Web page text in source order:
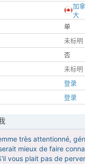
加拿
大
单
未标明
否
未标明
登录
登录
très attentionné,
mieux de faire
vous plait pas de